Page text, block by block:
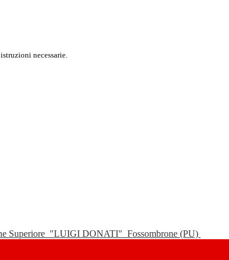
necessarie.
Superiore "LUIGI DONATI" Fossombrone (PU)